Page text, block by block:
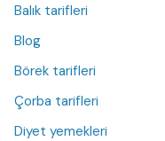
Balık tarifleri
Blog
Börek tarifleri
Çorba tarifleri
Diyet yemekleri